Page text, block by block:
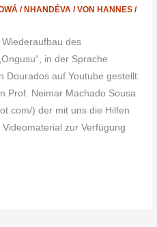
/ NHANDÉVA / VONHANNES/
des
in der Sprache
Dourados auf Youtube gestellt:
Prof. Neimar Machado Sousa
) der mit uns die Hilfen
zur Verfügung